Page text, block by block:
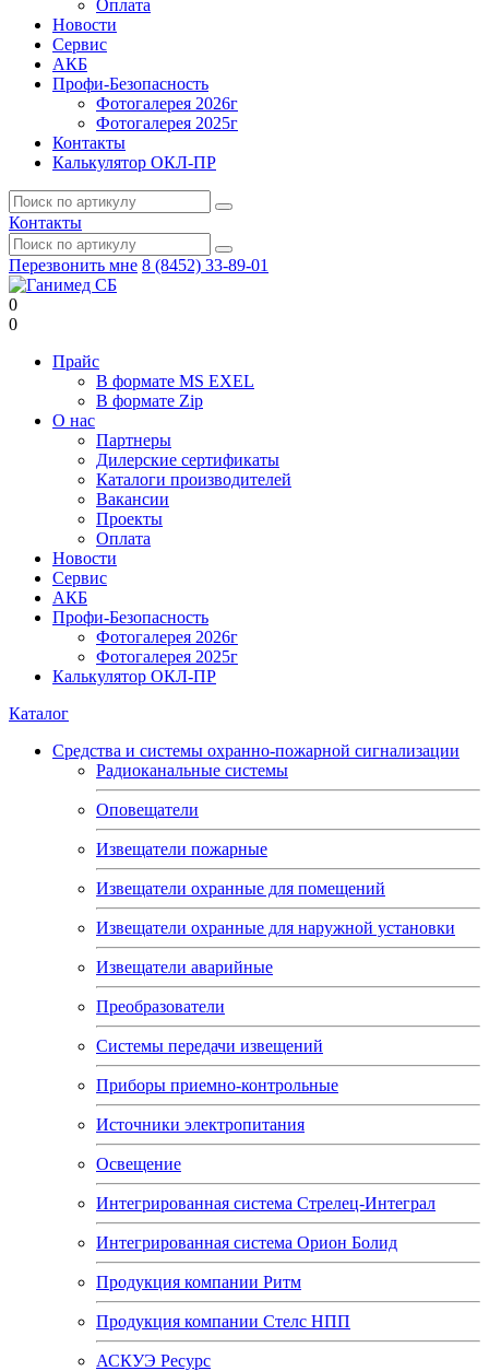
Оплата
Новости
Сервис
АКБ
Профи-Безопасность
Фотогалерея 2026г
Фотогалерея 2025г
Контакты
Калькулятор ОКЛ-ПР
Контакты
Перезвонить мне 8 (8452) 33-89-01
0
0
Прайс
В формате MS EXEL
В формате Zip
О нас
Партнеры
Дилерские сертификаты
Каталоги производителей
Вакансии
Проекты
Оплата
Новости
Сервис
АКБ
Профи-Безопасность
Фотогалерея 2026г
Фотогалерея 2025г
Калькулятор ОКЛ-ПР
Каталог
Средства и системы охранно-пожарной сигнализации
Радиоканальные системы
Оповещатели
Извещатели пожарные
Извещатели охранные для помещений
Извещатели охранные для наружной установки
Извещатели аварийные
Преобразователи
Системы передачи извещений
Приборы приемно-контрольные
Источники электропитания
Освещение
Интегрированная система Стрелец-Интеграл
Интегрированная система Орион Болид
Продукция компании Ритм
Продукция компании Стелс НПП
АСКУЭ Ресурс